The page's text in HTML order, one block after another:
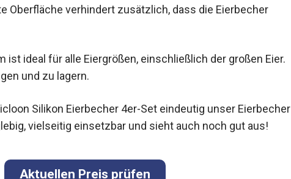
Oberfläche verhindert zusätzlich, dass die Eierbecher
ist ideal für alle Eiergrößen, einschließlich der großen Eier.
und zu lagern.
Silikon Eierbecher 4er-Set eindeutig unser Eierbecher
vielseitig einsetzbar und sieht auch noch gut aus!
Aktuellen Preis prüfen